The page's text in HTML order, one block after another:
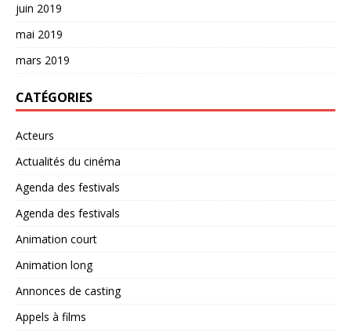
juin 2019
mai 2019
mars 2019
CATÉGORIES
Acteurs
Actualités du cinéma
Agenda des festivals
Agenda des festivals
Animation court
Animation long
Annonces de casting
Appels à films